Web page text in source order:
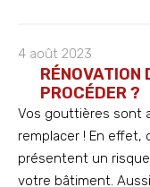
4 août 2023
RÉNOVATION
PROCÉDER ?
Vos gouttières sont
remplacer ! En
présentent un
votre bâtiment.